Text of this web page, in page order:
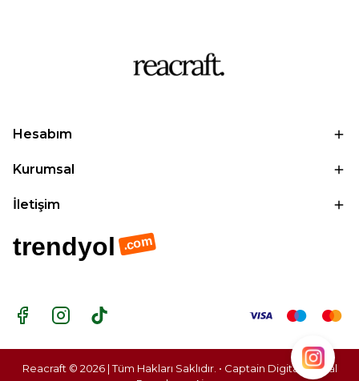
Hesabım
Kurumsal
İletişim
trendyol .com
Reacraft © 2026 | Tüm Hakları Saklıdır. • Captain Digital |Dijital